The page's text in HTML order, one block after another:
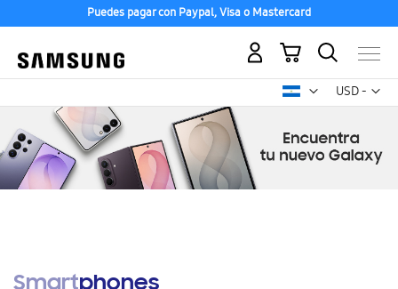
Puedes pagar con Paypal, Visa o Mastercard
USD -
dólar
Mi carrito